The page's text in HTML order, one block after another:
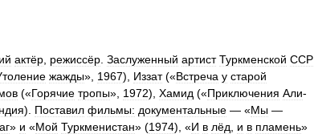
актёр режиссёр Заслуженный артист Туркменской ССР
жажды», 1967), Иззат(«Встреча у старой
(«Горячие тропы», 1972), Хамид («Приключения Али-
). Поставил фильмы: документальные — «Мы —
» и «Мой Туркменистан» (1974), «И в лёд и в пламень»